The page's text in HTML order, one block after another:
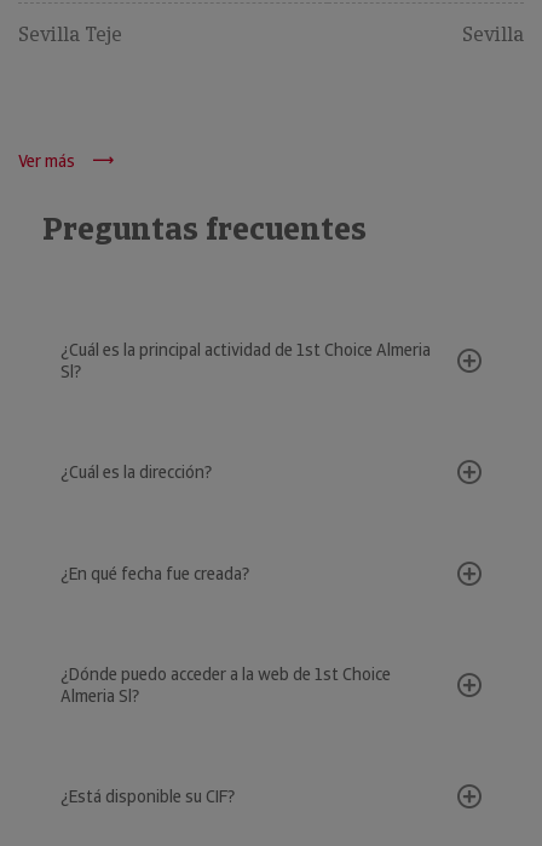
Sevilla Teje Sevilla
Ver más
Preguntas frecuentes
¿Cuál es la principal actividad de 1st Choice Almeria
Sl?
¿Cuál es la dirección?
¿En qué fecha fue creada?
¿Dónde puedo acceder a la web de 1st Choice
Almeria Sl?
¿Está disponible su CIF?